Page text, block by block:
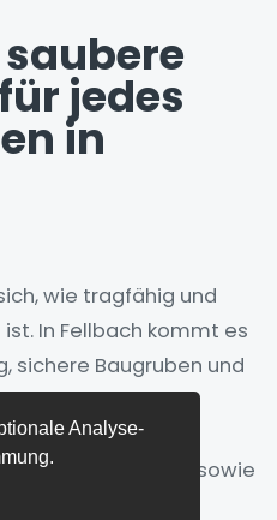
Analyse-
jedes
in
wie tragfähig und
In Fellbach kommt es
sichere Baugruben und
an.
Erdarbeiten,
und Leitungsbau sowie
Von den